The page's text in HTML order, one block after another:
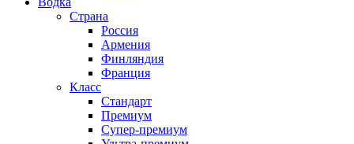
Страна
Россия
Армения
Финляндия
Франция
Класс
Стандарт
Премиум
Супер-премиум